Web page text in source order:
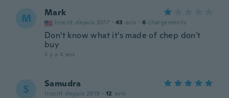
M Mark
Inscrit depuis 2017 · 43 avis · 6 chargements
Don't know what it's made of chep don't
buy
il y a 4 ans
S Samudra
Inscrit depuis 2019 · 12 avis